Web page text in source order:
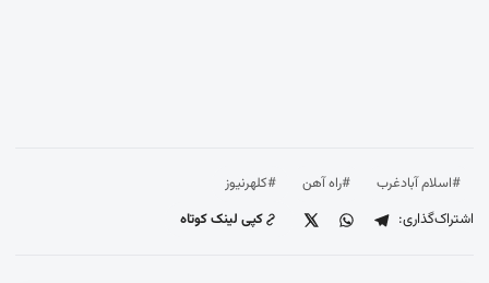
#اسلام آبادغرب #راه آهن
#کلهرنیوز
اشتراک‌گذاری:
کپی لینک کوتاه